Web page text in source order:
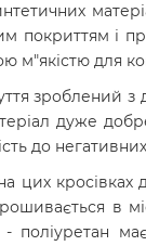
покриттям і
м"якістю для
зроблений з
дуже
до
цих
в